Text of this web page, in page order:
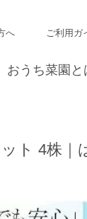
へ ご利用ガ
おうち菜園と
ト 4株｜